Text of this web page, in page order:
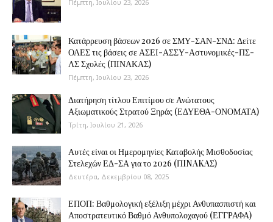
Πέμπτη, Ιουλίου 23, 2026
Κατάρρευση βάσεων 2026 σε ΣΜΥ-ΣΑΝ-ΣΝΔ: Δείτε
ΟΛΕΣ τις βάσεις σε ΑΣΕΙ-ΑΣΣΥ-Αστυνομικές-ΠΣ-
ΛΣ Σχολές (ΠΙΝΑΚΑΣ)
Πέμπτη, Ιουλίου 23, 2026
Διατήρηση τίτλου Επιτίμου σε Ανώτατους
Αξιωματικούς Στρατού Ξηράς (ΕΔΥΕΘΑ-ΟΝΟΜΑΤΑ)
Τρίτη, Ιουλίου 21, 2026
Αυτές είναι οι Ημερομηνίες Καταβολής Μισθοδοσίας
Στελεχών ΕΔ-ΣΑ για το 2026 (ΠINAKAΣ)
Δευτέρα, Δεκεμβρίου 08, 2025
ΕΠΟΠ: Βαθμολογική εξέλιξη μέχρι Ανθυπασπιστή και
Αποστρατευτικό Βαθμό Ανθυπολοχαγού (ΕΓΓΡΑΦΑ)